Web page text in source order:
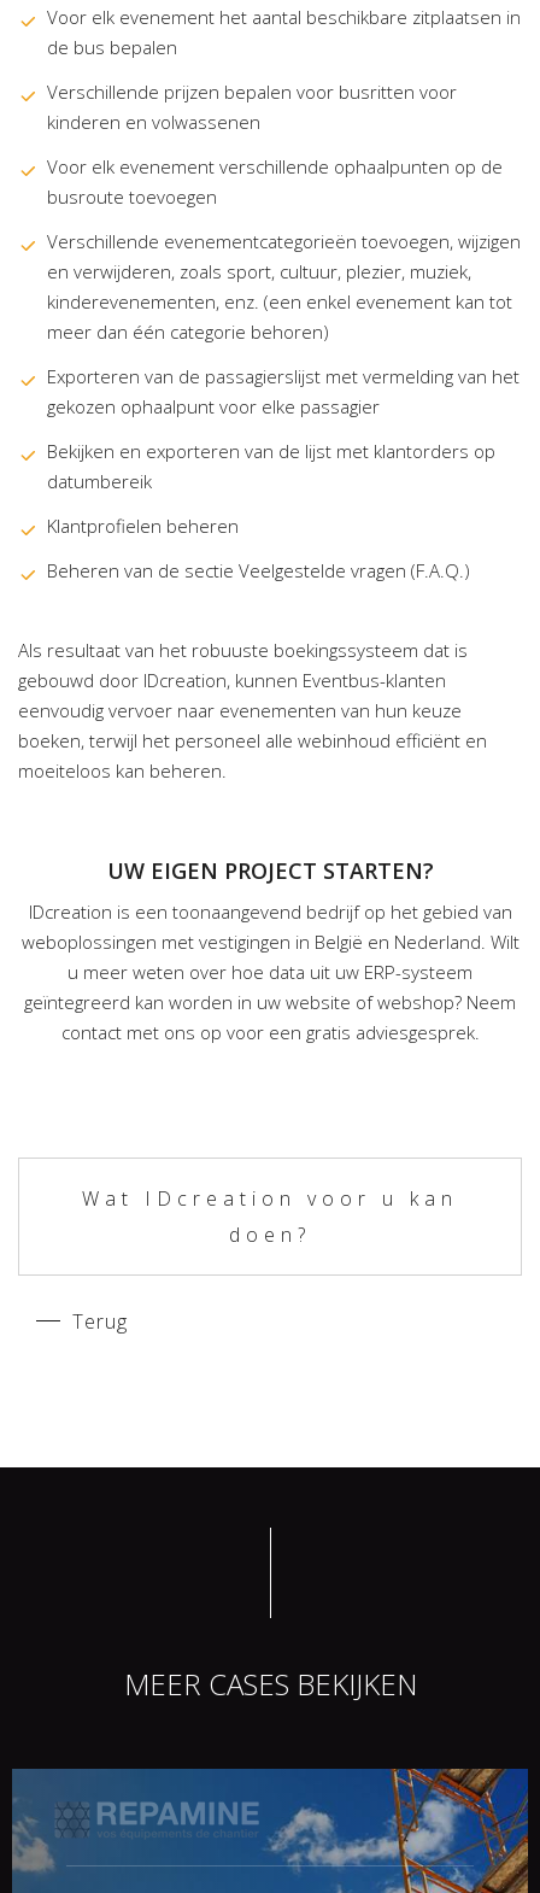
Voor elk evenement het aantal beschikbare zitplaatsen in
de bus bepalen
Verschillende prijzen bepalen voor busritten voor
kinderen en volwassenen
Voor elk evenement verschillende ophaalpunten op de
busroute toevoegen
Verschillende evenementcategorieën toevoegen, wijzigen
en verwijderen, zoals sport, cultuur, plezier, muziek,
kinderevenementen, enz. (een enkel evenement kan tot
meer dan één categorie behoren)
Exporteren van de passagierslijst met vermelding van het
gekozen ophaalpunt voor elke passagier
Bekijken en exporteren van de lijst met klantorders op
datumbereik
Klantprofielen beheren
Beheren van de sectie Veelgestelde vragen (F.A.Q.)
Als resultaat van het robuuste boekingssysteem dat is
gebouwd door IDcreation, kunnen Eventbus-klanten
eenvoudig vervoer naar evenementen van hun keuze
boeken, terwijl het personeel alle webinhoud efficiënt en
moeiteloos kan beheren.
UW EIGEN PROJECT STARTEN?
IDcreation is een toonaangevend bedrijf op het gebied van
weboplossingen met vestigingen in België en Nederland. Wilt
u meer weten over hoe data uit uw ERP-systeem
geïntegreerd kan worden in uw website of webshop? Neem
contact met ons op voor een gratis adviesgesprek.
Wat IDcreation voor u kan
doen?
Terug
MEER CASES BEKIJKEN